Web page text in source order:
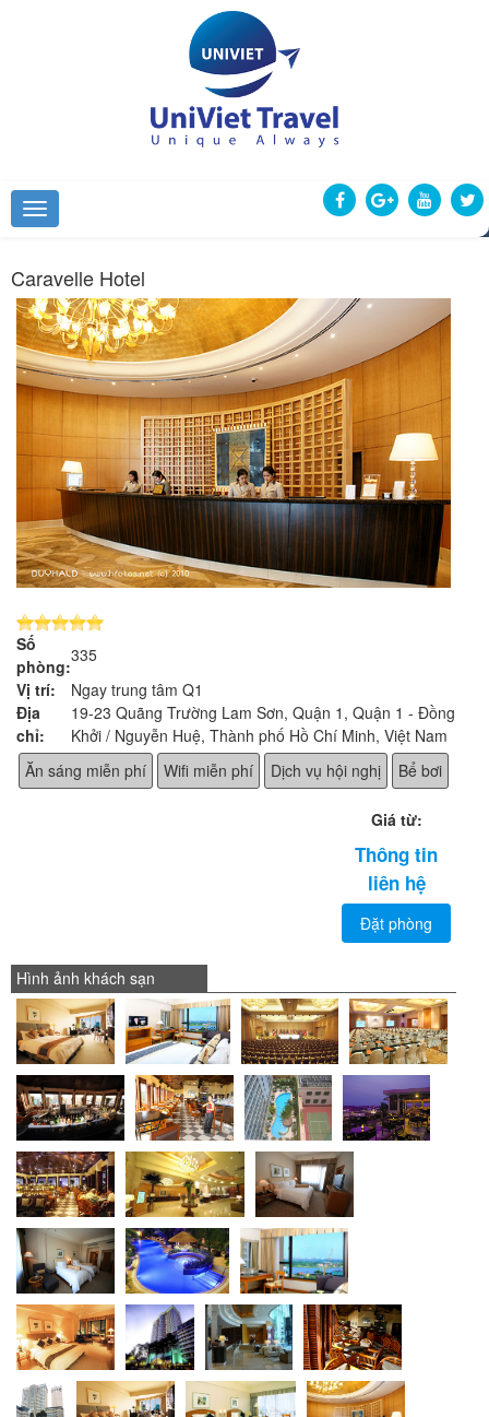
Caravelle Hotel
Số
phòng:
335
Vị trí:
Ngay trung tâm Q1
Địa
chỉ:
19-23 Quãng Trường Lam Sơn, Quận 1, Quận 1 - Đồng
Khởi / Nguyễn Huệ, Thành phố Hồ Chí Minh, Việt Nam
Ăn sáng miễn phí
Wifi miễn phí Dịch vụ hội nghị Bể bơi
Giá từ:
Thông tin
liên hệ
Đặt phòng
Hình ảnh khách sạn